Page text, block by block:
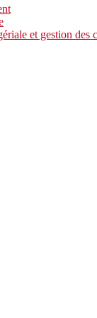
et gestion des